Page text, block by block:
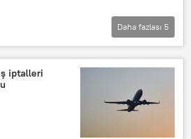
İran
Pegasus
Daha fazlası 5
iptalleri